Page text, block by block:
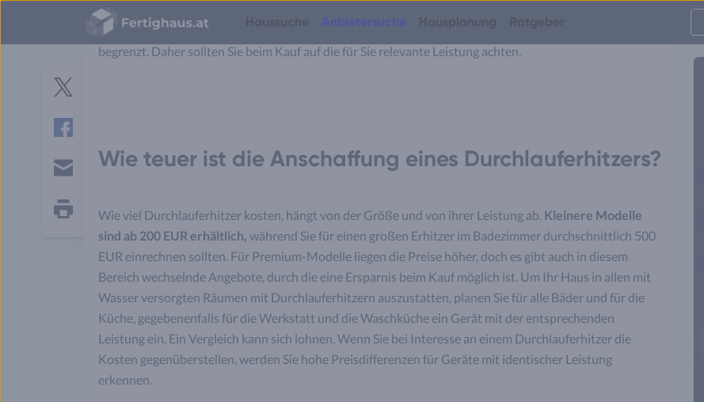
Fertighaus
Logo
Haussuche Anbietersuche Hausplanung
Einfamilienhäuser
Doppelhäuser
Stadtvillen
Tiny Houses
Alle Haustypen
Fertighäuser
Blockhäuser
Modulhäuser
Hauspreise
Ausbaustufen
Baustile
Hausbau-Assistent
Finanzierungsrechner
Ratgeber
Jetzt bauen oder warten?
Grundrissplaner im Vergleich
Bodenplatte Möglichkeiten
Richtwerte für Grundstücke
Hausbau in Hanglage
Bodenklassen erklärt
Was kostet ein Haus?
Hausangebote vergleichen
Eigenleistung Ersparnis
Anbieterauswahl
Einzug & Wohnen
Hausbau-Erfahrungen
mail
der Öffnung des Warmwasserhahnes abrufen. Durch die Funktion eines Durchlauferhitzers können Sie
neben einer Senkung der Stromkosten auch Wasser sparen. Die Durchflussmenge ist bei allen Modellen
begrenzt. Daher sollten Sie beim Kauf auf die für Sie relevante Leistung achten.
Wie teuer ist die Anschaffung eines Durchlauferhitzers?
Wie viel Durchlauferhitzer kosten, hängt von der Größe und von ihrer Leistung ab. Kleinere Modelle
sind ab 200 EUR erhältlich, während Sie für einen großen Erhitzer im Badezimmer durchschnittlich 500
EUR einrechnen sollten. Für Premium-Modelle liegen die Preise höher, doch es gibt auch in diesem
Bereich wechselnde Angebote, durch die eine Ersparnis beim Kauf möglich ist. Um Ihr Haus in allen mit
Wasser versorgten Räumen mit Durchlauferhitzern auszustatten, planen Sie für alle Bäder und für die
Küche, gegebenenfalls für die Werkstatt und die Waschküche ein Gerät mit der entsprechenden
Leistung ein. Ein Vergleich kann sich lohnen. Wenn Sie bei Interesse an einem Durchlauferhitzer die
Kosten gegenüberstellen, werden Sie hohe Preisdifferenzen für Geräte mit identischer Leistung
erkennen.